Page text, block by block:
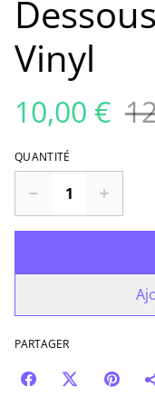
Vinyl
10,00 €
QUANTITÉ
PARTAGER